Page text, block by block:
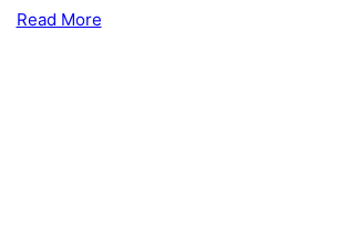
Read More